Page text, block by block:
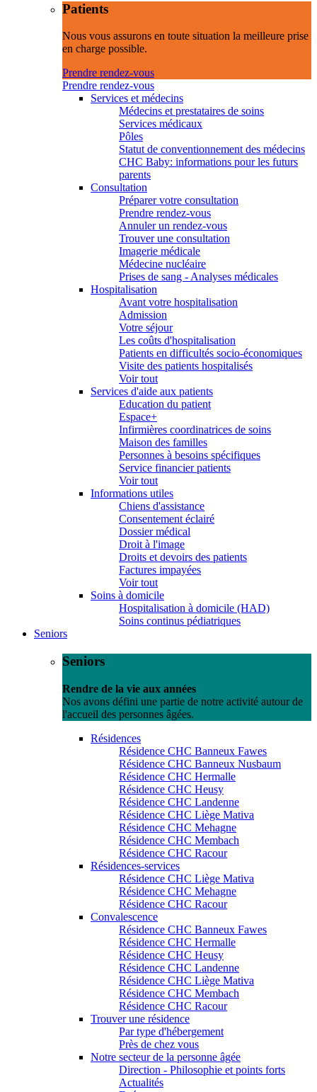
Patients
Nous vous assurons en toute situation la meilleure prise
en charge possible.
Prendre rendez-vous
Prendre rendez-vous
Services et médecins
Médecins et prestataires de soins
Services médicaux
Pôles
Statut de conventionnement des médecins
CHC Baby: informations pour les futurs
parents
Consultation
Préparer votre consultation
Prendre rendez-vous
Annuler un rendez-vous
Trouver une consultation
Imagerie médicale
Médecine nucléaire
Prises de sang - Analyses médicales
Hospitalisation
Avant votre hospitalisation
Admission
Votre séjour
Les coûts d'hospitalisation
Patients en difficultés socio-économiques
Visite des patients hospitalisés
Voir tout
Services d'aide aux patients
Education du patient
Espace+
Infirmières coordinatrices de soins
Maison des familles
Personnes à besoins spécifiques
Service financier patients
Voir tout
Informations utiles
Chiens d'assistance
Consentement éclairé
Dossier médical
Droit à l'image
Droits et devoirs des patients
Factures impayées
Voir tout
Soins à domicile
Hospitalisation à domicile (HAD)
Soins continus pédiatriques
Seniors
Seniors
Rendre de la vie aux années
Nos avons défini une partie de notre activité autour de
l'accueil des personnes âgées.
Résidences
Résidence CHC Banneux Fawes
Résidence CHC Banneux Nusbaum
Résidence CHC Hermalle
Résidence CHC Heusy
Résidence CHC Landenne
Résidence CHC Liège Mativa
Résidence CHC Mehagne
Résidence CHC Membach
Résidence CHC Racour
Résidences-services
Résidence CHC Liège Mativa
Résidence CHC Mehagne
Résidence CHC Racour
Convalescence
Résidence CHC Banneux Fawes
Résidence CHC Hermalle
Résidence CHC Heusy
Résidence CHC Landenne
Résidence CHC Liège Mativa
Résidence CHC Membach
Résidence CHC Racour
Trouver une résidence
Par type d'hébergement
Près de chez vous
Notre secteur de la personne âgée
Direction - Philosophie et points forts
Actualités